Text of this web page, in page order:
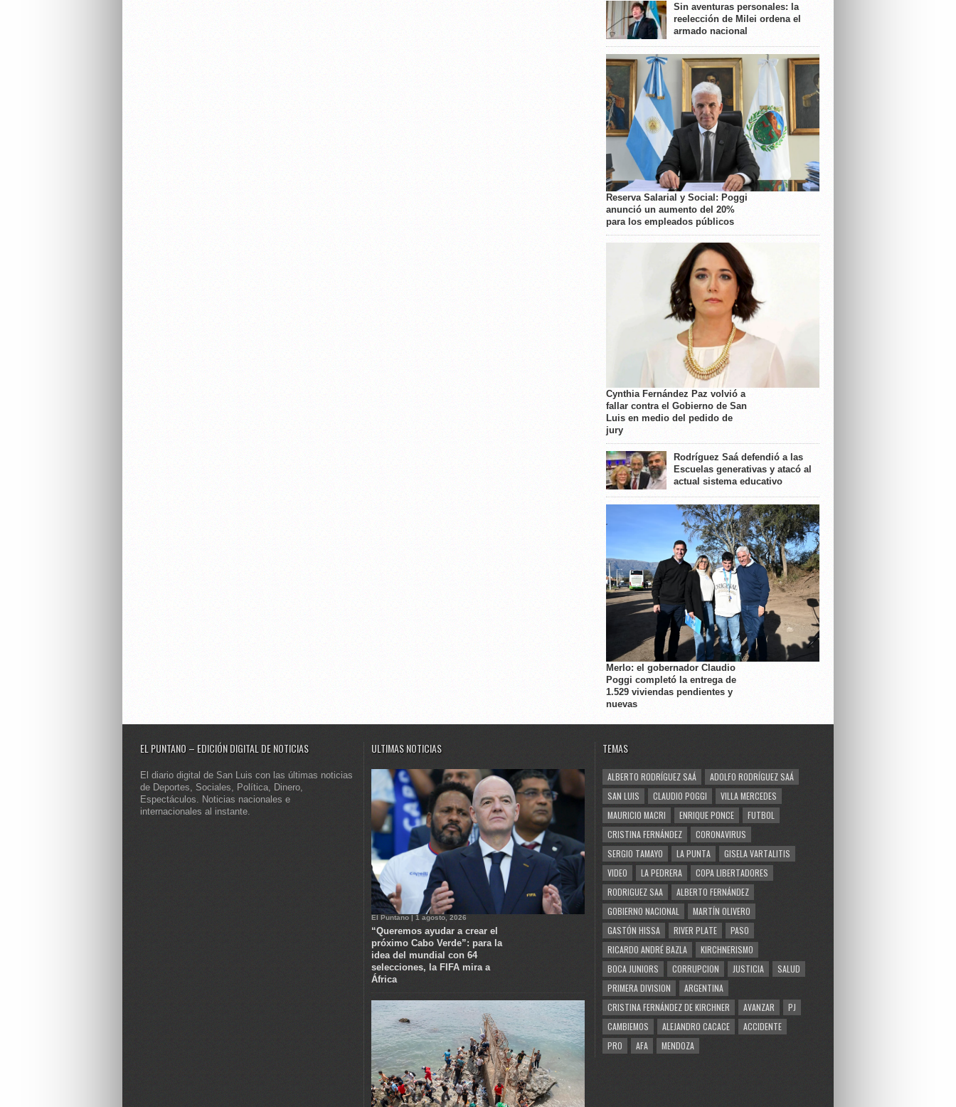
Sin aventuras personales: la
reelección de Milei ordena el
armado nacional
Reserva Salarial y Social: Poggi
anunció un aumento del 20%
para los empleados públicos
Cynthia Fernández Paz volvió a
fallar contra el Gobierno de San
Luis en medio del pedido de
jury
Rodríguez Saá defendió a las
Escuelas generativas y atacó al
actual sistema educativo
Merlo: el gobernador Claudio
Poggi completó la entrega de
1.529 viviendas pendientes y
nuevas
EL PUNTANO – EDICIÓN DIGITAL DE NOTICIAS
El diario digital de San Luis con las últimas noticias
de Deportes, Sociales, Política, Dinero,
Espectáculos. Noticias nacionales e
internacionales al instante.
ULTIMAS NOTICIAS
El Puntano | 1 agosto, 2026
“Queremos ayudar a crear el
próximo Cabo Verde”: para la
idea del mundial con 64
selecciones, la FIFA mira a
África
TEMAS
ALBERTO RODRÍGUEZ SAÁ
ADOLFO RODRÍGUEZ SAÁ
SAN LUIS
CLAUDIO POGGI
VILLA MERCEDES
MAURICIO MACRI
ENRIQUE PONCE
FUTBOL
CRISTINA FERNÁNDEZ
CORONAVIRUS
SERGIO TAMAYO
LA PUNTA
GISELA VARTALITIS
VIDEO
LA PEDRERA
COPA LIBERTADORES
RODRIGUEZ SAA
ALBERTO FERNÁNDEZ
GOBIERNO NACIONAL
MARTÍN OLIVERO
GASTÓN HISSA
RIVER PLATE
PASO
RICARDO ANDRÉ BAZLA
KIRCHNERISMO
BOCA JUNIORS
CORRUPCION JUSTICIA
SALUD
PRIMERA DIVISION
ARGENTINA
CRISTINA FERNÁNDEZ DE KIRCHNER
AVANZAR
PJ
CAMBIEMOS
ALEJANDRO CACACE
ACCIDENTE
PRO
AFA MENDOZA